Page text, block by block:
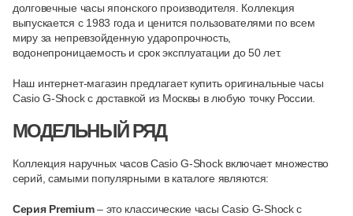
долговечные часы японского производителя. Коллекция
выпускается с 1983 года и ценится пользователями по всем
миру за непревзойденную ударопрочность,
водонепроницаемость и срок эксплуатации до 50 лет.
Наш интернет-магазин предлагает купить оригинальные часы
Casio G-Shock с доставкой из Москвы в любую точку России.
МОДЕЛЬНЫЙ РЯД
Коллекция наручных часов Casio G-Shock включает множество
серий, самыми популярными в каталоге являются:
Серия Premium– это классические часы Casio G-Shock с